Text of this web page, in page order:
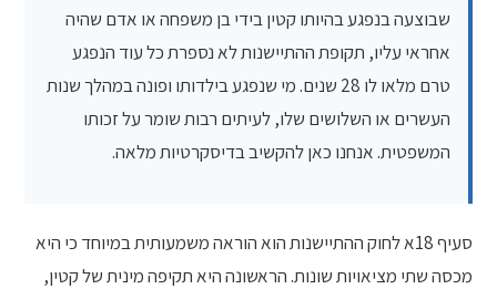
שבוצעה בנפגע בהיותו קטין בידי בן משפחה או אדם שהיה
אחראי עליו, תקופת ההתיישנות לא נספרת כל עוד הנפגע
טרם מלאו לו 28 שנים. מי שנפגע בילדותו ופונה במהלך שנות
העשרים או השלושים שלו, לעיתים רבות שומר על זכותו
המשפטית. אנחנו כאן להקשיב בדיסקרטיות מלאה.
סעיף 18א לחוק ההתיישנות הוא הוראה משמעותית במיוחד כי היא
מכסה שתי מציאויות שונות. הראשונה היא תקיפה מינית של קטין,